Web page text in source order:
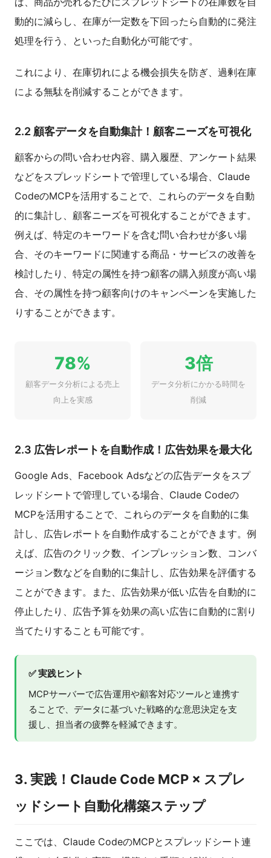
動的に減らし、在庫が一定数を下回ったら自動的に発注
処理を行う、といった自動化が可能です。
これにより、在庫切れによる機会損失を防ぎ、過剰在庫
による無駄を削減することができます。
2.2 顧客データを自動集計！顧客ニーズを可視化
顧客からの問い合わせ内容、購入履歴、アンケート結果
などをスプレッドシートで管理している場合、Claude
CodeのMCPを活用することで、これらのデータを自動
的に集計し、顧客ニーズを可視化することができます。
例えば、特定のキーワードを含む問い合わせが多い場
合、そのキーワードに関連する商品・サービスの改善を
検討したり、特定の属性を持つ顧客の購入頻度が高い場
合、その属性を持つ顧客向けのキャンペーンを実施した
りすることができます。
78%
顧客データ分析による売上
向上を実感
3倍
データ分析にかかる時間を
削減
2.3 広告レポートを自動作成！広告効果を最大化
Google Ads、Facebook Adsなどの広告データをスプ
レッドシートで管理している場合、Claude Codeの
MCPを活用することで、これらのデータを自動的に集
計し、広告レポートを自動作成することができます。例
えば、広告のクリック数、インプレッション数、コンバ
ージョン数などを自動的に集計し、広告効果を評価する
ことができます。また、広告効果が低い広告を自動的に
停止したり、広告予算を効果の高い広告に自動的に割り
当てたりすることも可能です。
✅ 実践ヒント
MCPサーバーで広告運用や顧客対応ツールと連携す
ることで、データに基づいた戦略的な意思決定を支
援し、担当者の疲弊を軽減できます。
3. 実践！Claude Code MCP × スプレ
ッドシート自動化構築ステップ
ここでは、Claude CodeのMCPとスプレッドシート連